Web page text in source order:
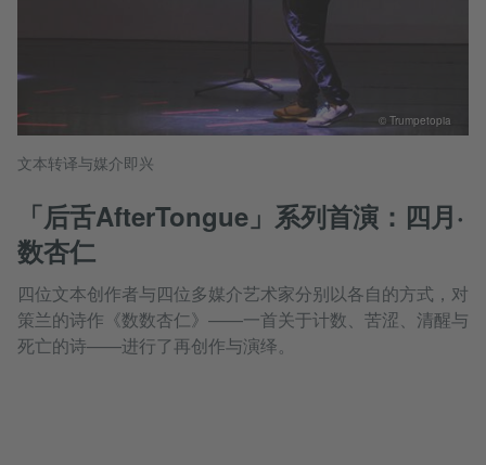
文本转译与媒介即兴
「后舌AfterTongue」系列首演：四月·
数杏仁
四位文本创作者与四位多媒介艺术家分别以各自的方式，对
策兰的诗作《数数杏仁》——一首关于计数、苦涩、清醒与
死亡的诗——进行了再创作与演绎。
© Trumpetopia